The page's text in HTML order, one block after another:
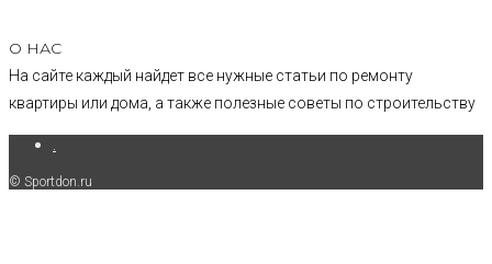
О НАС
На сайте каждый найдет все нужные статьи по ремонту
квартиры или дома, а также полезные советы по строительству
© Sportdon.ru